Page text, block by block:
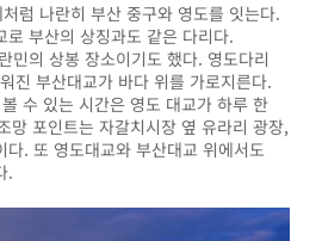
럼 나란히 부산 중구와 영도를 잇는다.
로 부산의 상징과도 같은 다리다.
민의 상봉 장소이기도 했다. 영도다리
진 부산대교가 바다 위를 가로지른다.
수 있는 시간은 영도 대교가 하루 한
망 포인트는 자갈치시장 옆 유라리 광장,
. 또 영도대교와 부산대교 위에서도
.